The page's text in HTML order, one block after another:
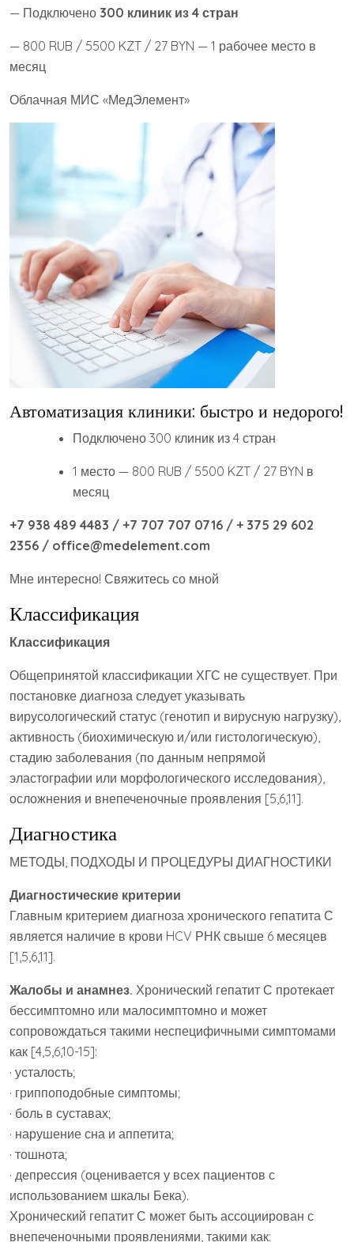
— Подключено 300 клиник из 4 стран
— 800 RUB / 5500 KZT / 27 BYN — 1 рабочее место в
месяц
Облачная МИС «МедЭлемент»
Автоматизация клиники: быстро и недорого!
Подключено 300 клиник из 4 стран
1 место — 800 RUB / 5500 KZT / 27 BYN в
месяц
+7 938 489 4483 / +7 707 707 0716 / + 375 29 602
2356 / office@medelement.com
Мне интересно! Свяжитесь со мной
Классификация
Классификация
Общепринятой классификации ХГС не существует. При
постановке диагноза следует указывать
вирусологический статус (генотип и вирусную нагрузку),
активность (биохимическую и/или гистологическую),
стадию заболевания (по данным непрямой
эластографии или морфологического исследования),
осложнения и внепеченочные проявления [5,6,11].
Диагностика
МЕТОДЫ, ПОДХОДЫ И ПРОЦЕДУРЫ ДИАГНОСТИКИ
Диагностические критерии
Главным критерием диагноза хронического гепатита С
является наличие в крови HCV РНК свыше 6 месяцев
[1,5,6,11].
Жалобы и анамнез. Хронический гепатит С протекает
бессимптомно или малосимптомно и может
сопровождаться такими неспецифичными симптомами
как [4,5,6,10-15]:
· усталость;
· гриппоподобные симптомы;
· боль в суставах;
· нарушение сна и аппетита;
· тошнота;
· депрессия (оценивается у всех пациентов с
использованием шкалы Бека).
Хронический гепатит С может быть ассоциирован с
внепеченочными проявлениями, такими как: